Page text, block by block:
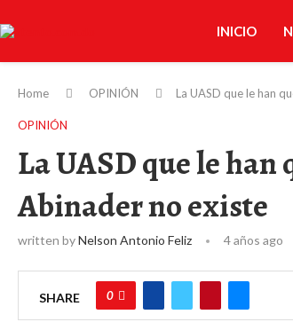
INICIO
Home OPINIÓN La UASD que le han
OPINIÓN
La UASD que le
Abinader no existe
written byNelson Antonio Feliz 4 años ago
SHARE 0